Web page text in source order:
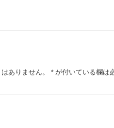
ありません。 * が付いている欄は